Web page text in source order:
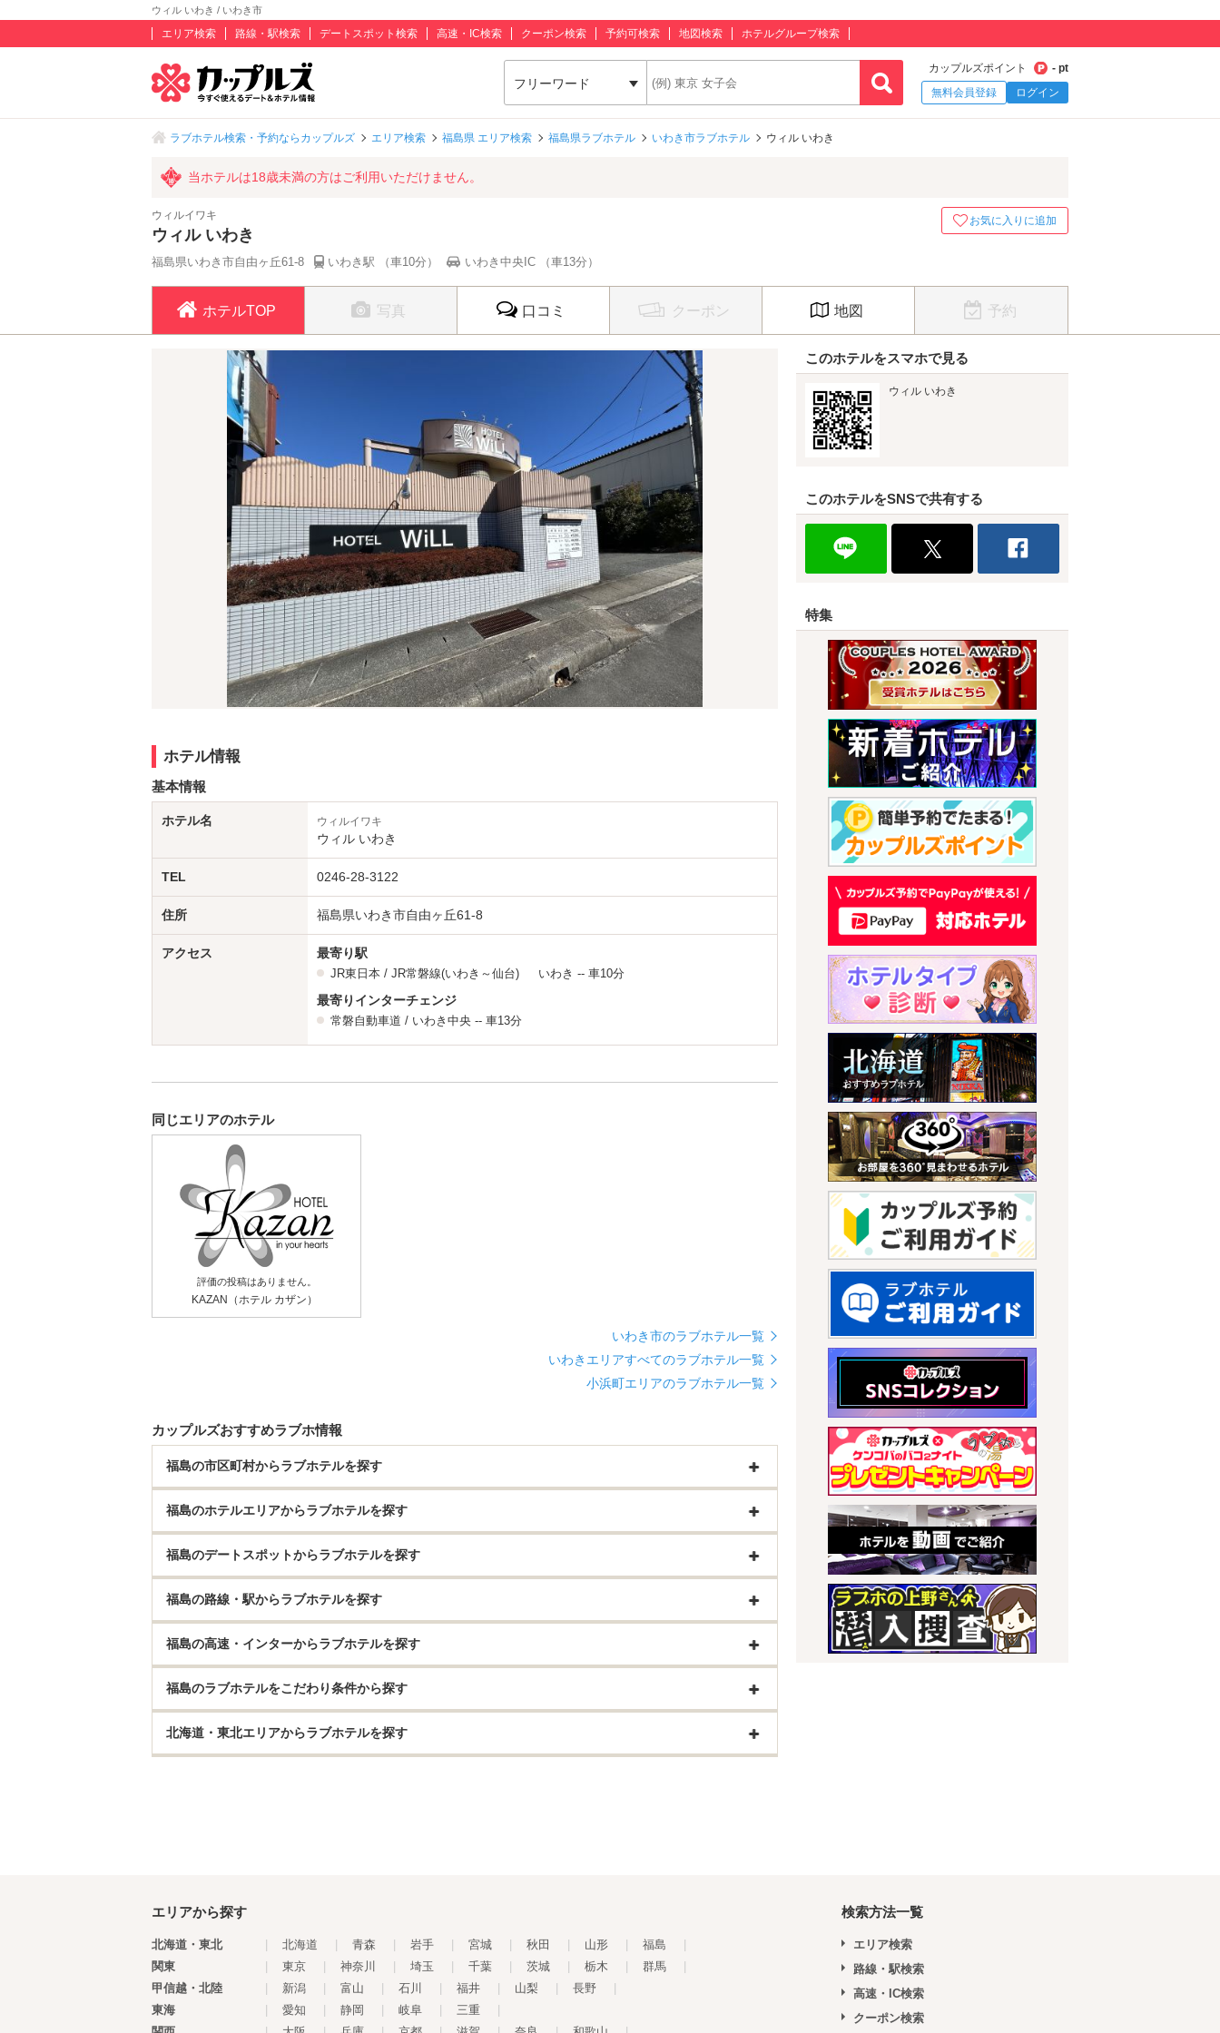
ウィル いわき / いわき市
エリア検索 路線・駅検索 デートスポット検索 高速・IC検索 クーポン検索 予約可検索 地図検索 ホテルグループ検索
フリーワード
カップルズポイント
- pt
無料会員登録
ログイン
ラブホテル検索・予約ならカップルズ エリア検索 福島県 エリア検索 福島県ラブホテル いわき市ラブホテル ウィル いわき
当ホテルは18歳未満の方はご利用いただけません。
ウィルイワキ
ウィル いわき
福島県いわき市自由ヶ丘61-8 いわき駅 （車10分） いわき中央IC （車13分）
お気に入りに追加
ホテルTOP 写真 口コミ クーポン 地図 予約
ホテル情報
基本情報
ホテル名 ウィルイワキ
ウィル いわき
TEL 0246-28-3122
住所 福島県いわき市自由ヶ丘61-8
アクセス 最寄り駅
JR東日本 / JR常磐線(いわき～仙台) いわき -- 車10分
最寄りインターチェンジ
常磐自動車道 / いわき中央 -- 車13分
同じエリアのホテル
評価の投稿はありません。
KAZAN（ホテル カザン）
いわき市のラブホテル一覧
いわきエリアすべてのラブホテル一覧
小浜町エリアのラブホテル一覧
カップルズおすすめラブホ情報
福島の市区町村からラブホテルを探す
福島のホテルエリアからラブホテルを探す
福島のデートスポットからラブホテルを探す
福島の路線・駅からラブホテルを探す
福島の高速・インターからラブホテルを探す
福島のラブホテルをこだわり条件から探す
北海道・東北エリアからラブホテルを探す
このホテルをスマホで見る
ウィル いわき
このホテルをSNSで共有する
特集
エリアから探す
北海道・東北 北海道 青森 岩手 宮城 秋田 山形 福島
関東
東京 神奈川 埼玉 千葉 茨城 栃木 群馬
甲信越・北陸
新潟 富山 石川 福井 山梨 長野
東海
愛知 静岡 岐阜 三重
検索方法一覧
エリア検索
路線・駅検索
高速・IC検索
クーポン検索